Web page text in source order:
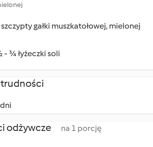
gałki muszkatołowej, mielonej
- ¾ łyżeczki soli
odżywcze na 1 porcję